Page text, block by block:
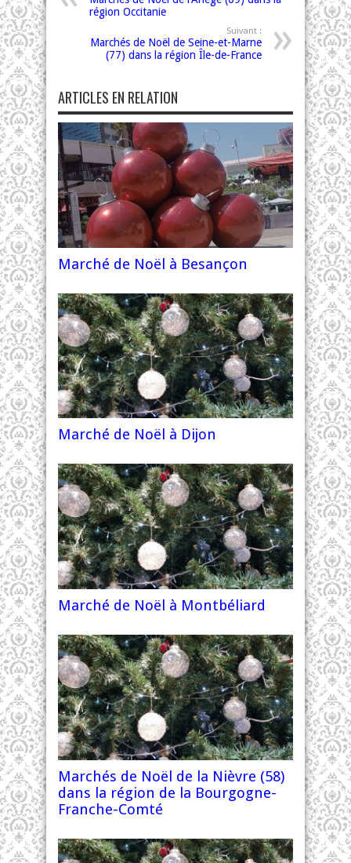
région Occitanie
Suivant :
Marchés de Noël de Seine-et-Marne
(77) dans la région Île-de-France
ARTICLES EN RELATION
Marché de Noël à Besançon
Marché de Noël à Dijon
Marché de Noël à Montbéliard
Marchés de Noël de la Nièvre (58)
dans la région de la Bourgogne-
Franche-Comté